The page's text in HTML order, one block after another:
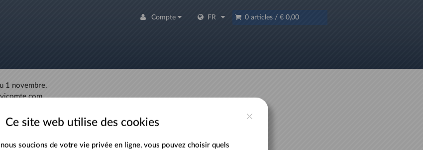
Compte FR 0 articles / € 0,00
1 novembre.
ou encore Threads afin de connaître nos actualités !
Ce site web utilise des cookies
soucions de votre vie privée en ligne, vous pouvez choisir quels